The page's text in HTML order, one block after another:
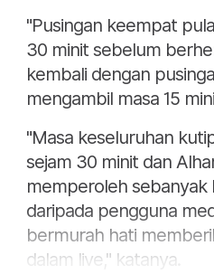
"Pusingan keempat
30 minit sebelum
kembali dengan
mengambil masa 15
"Masa keseluruhan
sejam 30 minit dan
memperoleh sebanyak
daripada pengguna
bermurah hati
dalam live," katanya.